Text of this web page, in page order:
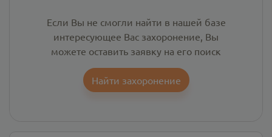
Если Вы не смогли найти в нашей базе
интересующее Вас захоронение, Вы
можете оставить заявку на его поиск
Найти захоронение